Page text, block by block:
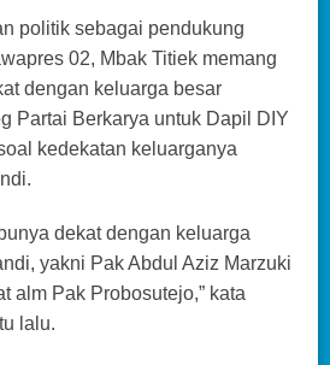
politik sebagai pendukung
02, Mbak Titiek memang
dengan keluarga besar
Partai Berkarya untuk Dapil DIY
kedekatan keluarganya
dekat dengan keluarga
yakni Pak Abdul Aziz Marzuki
alm Pak Probosutejo,” kata
lalu.